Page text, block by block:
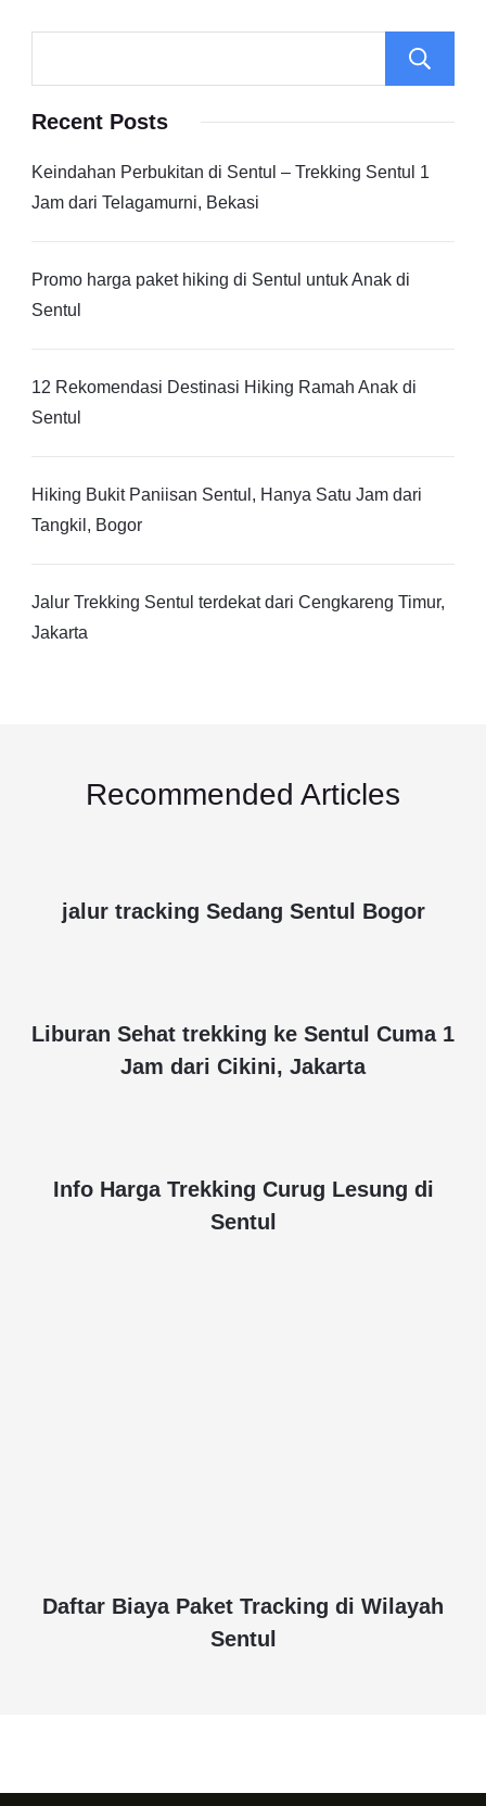
Recent Posts
Keindahan Perbukitan di Sentul – Trekking Sentul 1
Jam dari Telagamurni, Bekasi
Promo harga paket hiking di Sentul untuk Anak di
Sentul
12 Rekomendasi Destinasi Hiking Ramah Anak di
Sentul
Hiking Bukit Paniisan Sentul, Hanya Satu Jam dari
Tangkil, Bogor
Jalur Trekking Sentul terdekat dari Cengkareng Timur,
Jakarta
Recommended Articles
jalur tracking Sedang Sentul Bogor
Liburan Sehat trekking ke Sentul Cuma 1
Jam dari Cikini, Jakarta
Info Harga Trekking Curug Lesung di
Sentul
Daftar Biaya Paket Tracking di Wilayah
Sentul